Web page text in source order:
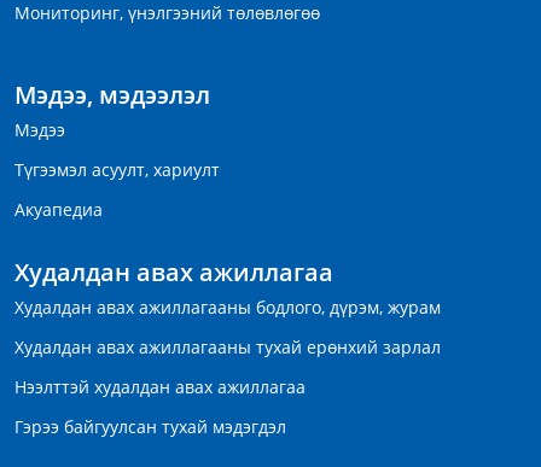
Мониторинг, үнэлгээний төлөвлөгөө
Мэдээ, мэдээлэл
Мэдээ
Түгээмэл асуулт, хариулт
Акуапедиа
Худалдан авах ажиллагаа
Худалдан авах ажиллагааны бодлого, дүрэм, журам
Худалдан авах ажиллагааны тухай ерөнхий зарлал
Нээлттэй худалдан авах ажиллагаа
Гэрээ байгуулсан тухай мэдэгдэл